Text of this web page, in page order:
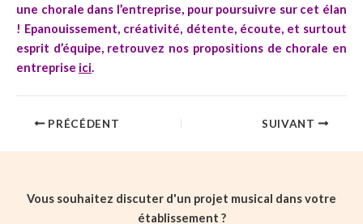
une chorale dans l’entreprise, pour poursuivre sur cet élan
! Epanouissement, créativité, détente, écoute, et surtout
esprit d’équipe, retrouvez nos propositions de chorale en
entreprise ici.
PRÉCÉDENT SUIVANT
Vous souhaitez discuter d'un projet musical dans votre
établissement ?